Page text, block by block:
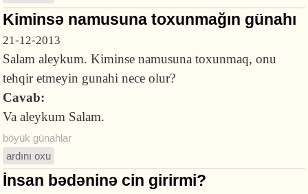
Kiminsə namusuna toxunmağın günahı
21-12-2013
Salam aleykum. Kiminse namusuna toxunmaq, onu
tehqir etmeyin gunahi nece olur?
Cavab:
Va aleykum Salam.
böyük günahlar
ardını oxu
İnsan bədəninə cin girirmi?